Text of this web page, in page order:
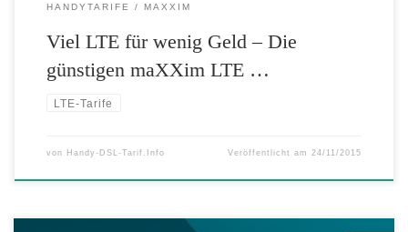
HANDYTARIFE MAXXIM
Viel LTE für wenig Geld – Die
günstigen maXXim LTE …
LTE-Tarife
von Handy-DSL-Tarif.Info Veröffentlicht am 24/11/2015